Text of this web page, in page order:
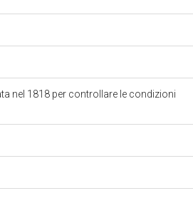
nel 1818 per controllare le condizioni